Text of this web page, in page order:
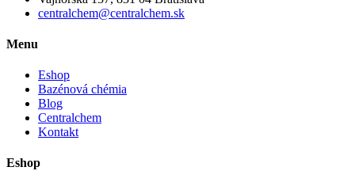
centralchem@centralchem.sk
Menu
Eshop
Bazénová chémia
Blog
Centralchem
Kontakt
Eshop